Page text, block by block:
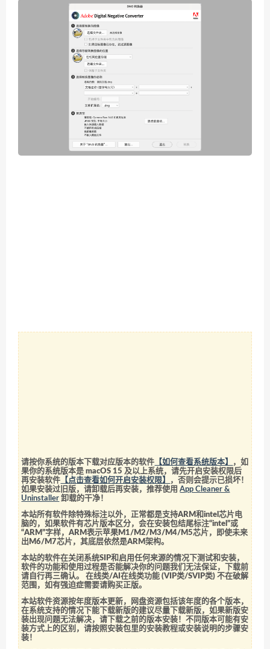
请按你系统的版本下载对应版本的软件 【如何查看系统版本】
，如
果你的系统版本是 macOS 15 及以上系统，请先开启安装权限后
再安装软件 【点击查看如何开启安装权限】
，否则会提示已损坏！
如果安装过旧版，请卸载后再安装，推荐使用App Cleaner &
Uninstaller 卸载的干净！
本站所有软件除特殊标注以外，正常都是支持ARM和intel芯片电
脑的，如果软件有芯片版本区分，会在安装包结尾标注“intel”或
“ARM”字样，ARM表示苹果M1/M2/M3/M4/M5芯片，即使未来
出M6/M7芯片，其底层依然是ARM架构。
本站的软件在关闭系统SIP和启用任何来源的情况下测试和安装，
软件的功能和使用过程是否能解决你的问题我们无法保证，下载前
请自行再三确认。 在线类/AI在线类功能 (VIP类/SVIP类) 不在破解
范围，如有强迫症需要请购买正版。
本站软件资源按年度版本更新，网盘资源包括该年度的各个版本，
在系统支持的情况下能下载新版的建议尽量下载新版，如果新版安
装出现问题无法解决，请下载之前的版本安装！不同版本可能有安
装方式上的区别，请按照安装包里的安装教程或安装说明的步骤安
装！